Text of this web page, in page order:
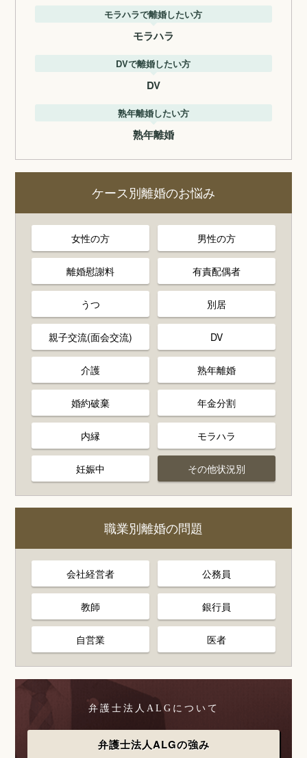
モラハラで離婚したい方
モラハラ
DVで離婚したい方
DV
熟年離婚したい方
熟年離婚
ケース別離婚のお悩み
女性の方 男性の方
離婚慰謝料 有責配偶者
うつ 別居
親子交流(面会交流) DV
介護 熟年離婚
婚約破棄 年金分割
内縁 モラハラ
妊娠中 その他状況別
職業別離婚の問題
会社経営者 公務員
教師 銀行員
自営業 医者
弁護士法人ALGについて
弁護士法人ALGの強み